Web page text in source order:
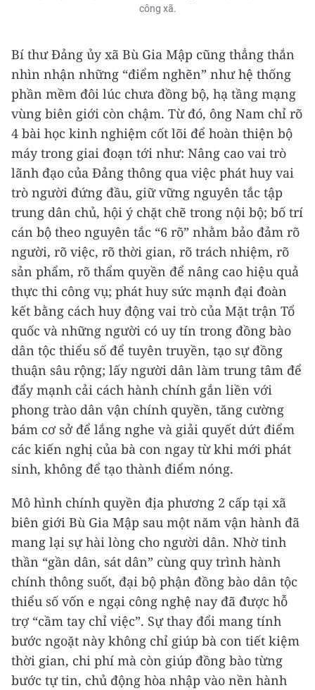
công xã.
Bí thư Đảng ủy xã Bù Gia Mập cũng thẳng thắn
nhìn nhận những “điểm nghẽn” như hệ thống
phần mềm đôi lúc chưa đồng bộ, hạ tầng mạng
vùng biên giới còn chậm. Từ đó, ông Nam chỉ rõ
4 bài học kinh nghiệm cốt lõi để hoàn thiện bộ
máy trong giai đoạn tới như: Nâng cao vai trò
lãnh đạo của Đảng thông qua việc phát huy vai
trò người đứng đầu, giữ vững nguyên tắc tập
trung dân chủ, hội ý chặt chẽ trong nội bộ; bố trí
cán bộ theo nguyên tắc “6 rõ” nhằm bảo đảm rõ
người, rõ việc, rõ thời gian, rõ trách nhiệm, rõ
sản phẩm, rõ thẩm quyền để nâng cao hiệu quả
thực thi công vụ; phát huy sức mạnh đại đoàn
kết bằng cách huy động vai trò của Mặt trận Tổ
quốc và những người có uy tín trong đồng bào
dân tộc thiểu số để tuyên truyền, tạo sự đồng
thuận sâu rộng; lấy người dân làm trung tâm để
đẩy mạnh cải cách hành chính gắn liền với
phong trào dân vận chính quyền, tăng cường
bám cơ sở để lắng nghe và giải quyết dứt điểm
các kiến nghị của bà con ngay từ khi mới phát
sinh, không để tạo thành điểm nóng.
Mô hình chính quyền địa phương 2 cấp tại xã
biên giới Bù Gia Mập sau một năm vận hành đã
mang lại sự hài lòng cho người dân. Nhờ tinh
thần “gần dân, sát dân” cùng quy trình hành
chính thông suốt, đại bộ phận đồng bào dân tộc
thiểu số vốn e ngại công nghệ nay đã được hỗ
trợ “cầm tay chỉ việc”. Sự thay đổi mang tính
bước ngoặt này không chỉ giúp bà con tiết kiệm
thời gian, chi phí mà còn giúp đồng bào từng
bước tự tin, chủ động hòa nhập vào nền hành